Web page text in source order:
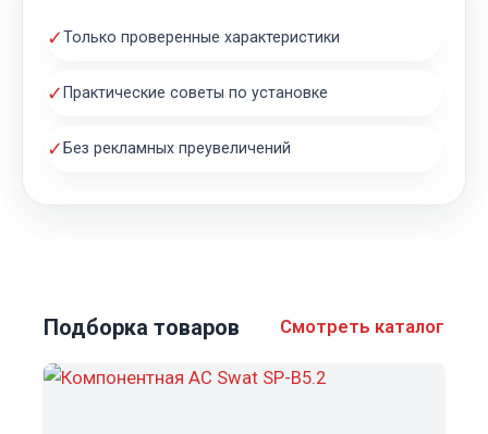
✓Только проверенные характеристики
✓ Практические советы по установке
✓ Без рекламных преувеличений
Подборка товаров Смотреть каталог